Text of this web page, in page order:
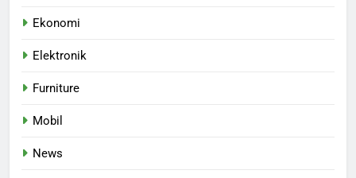
Ekonomi
Elektronik
Furniture
Mobil
News